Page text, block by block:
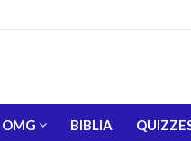
OMG BIBLIA